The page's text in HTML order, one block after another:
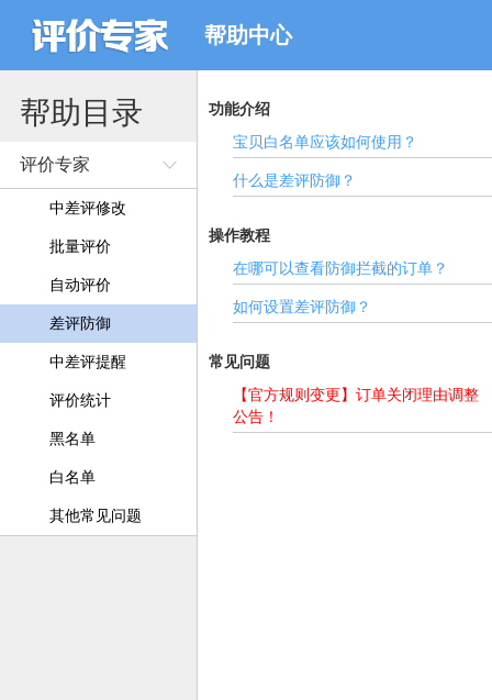
帮助中心
帮助目录
评价专家
中差评修改
批量评价
自动评价
差评防御
中差评提醒
评价统计
黑名单
白名单
其他常见问题
功能介绍
宝贝白名单应该如何使用？
什么是差评防御？
操作教程
在哪可以查看防御拦截的订单？
如何设置差评防御？
常见问题
【官方规则变更】订单关闭理由调整
公告！